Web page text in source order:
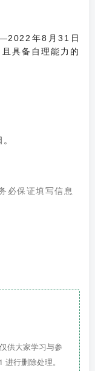
年8月31日
具备自理能力的
必保证填写信息
供大家学习与参
行删除处理。